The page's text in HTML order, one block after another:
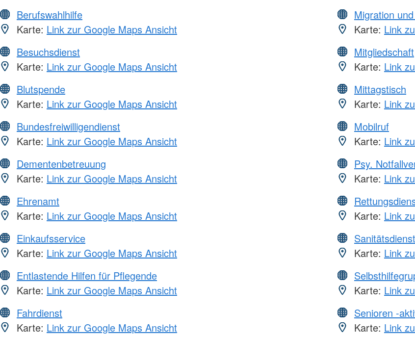
Berufswahlhilfe
Karte: Link zur Google Maps Ansicht
Besuchsdienst
Karte: Link zur Google Maps Ansicht
Blutspende
Karte: Link zur Google Maps Ansicht
Bundesfreiwilligendienst
Karte: Link zur Google Maps Ansicht
Dementenbetreuung
Karte: Link zur Google Maps Ansicht
Ehrenamt
Karte: Link zur Google Maps Ansicht
Einkaufsservice
Karte: Link zur Google Maps Ansicht
Entlastende Hilfen für Pflegende
Karte: Link zur Google Maps Ansicht
Fahrdienst
Karte: Link zur Google Maps Ansicht
Migration
Karte: Link
Mitgliedschaft
Karte: Link
Mittagstisch
Karte: Link
Mobilruf
Karte: Link
Psy.
Karte: Link
Karte: Link
Karte: Link
Karte: Link
Senioren -
Karte: Link